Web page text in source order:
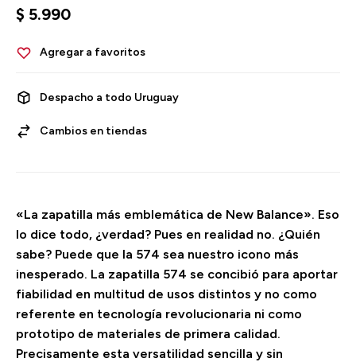
$ 5.990
Despacho a todo Uruguay
Cambios en tiendas
«La zapatilla más emblemática de New Balance». Eso
lo dice todo, ¿verdad? Pues en realidad no. ¿Quién
sabe? Puede que la 574 sea nuestro icono más
inesperado. La zapatilla 574 se concibió para aportar
fiabilidad en multitud de usos distintos y no como
referente en tecnología revolucionaria ni como
prototipo de materiales de primera calidad.
Precisamente esta versatilidad sencilla y sin